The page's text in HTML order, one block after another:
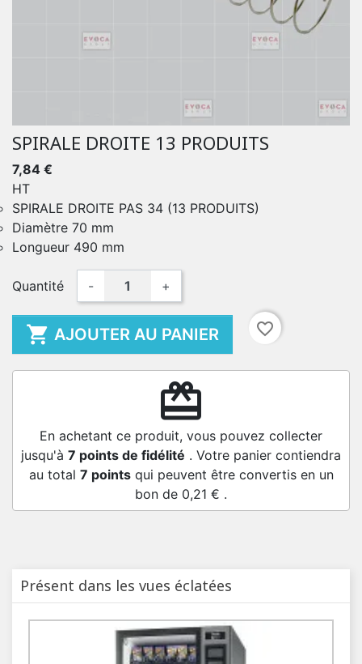
SPIRALE DROITE 13 PRODUITS
7,84 €
HT
SPIRALE DROITE PAS 34 (13 PRODUITS)
Diamètre 70 mm
Longueur 490 mm
Quantité - +
 AJOUTER AU PANIER favorite_border
redeem
En achetant ce produit, vous pouvez collecter
jusqu'à 7 points de fidélité . Votre panier contiendra
au total 7 pointsqui peuvent être convertis en un
bon de 0,21 € .
Présent dans les vues éclatées